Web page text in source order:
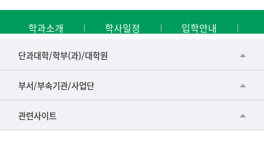
학과소개 학사일정 입학안내
단과대학/학부(과)/대학원
■인문대학
▷국어국문학부
▷일본어·일본학과
부서/부속기관/사업단
공동기기센터
공학교육혁신센터
관련사이트
건강가정지원센터
교수협의회